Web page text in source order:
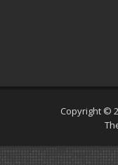
Copyright ©